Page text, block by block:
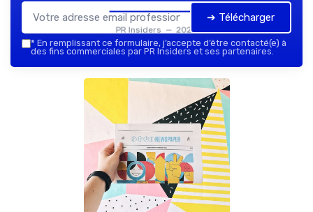
PR Insiders — 2026
➔ Télécharger
* En remplissant ce formulaire, j’accepte d’être contacté(e) à
des fins commerciales par PR Insiders et ses partenaires.